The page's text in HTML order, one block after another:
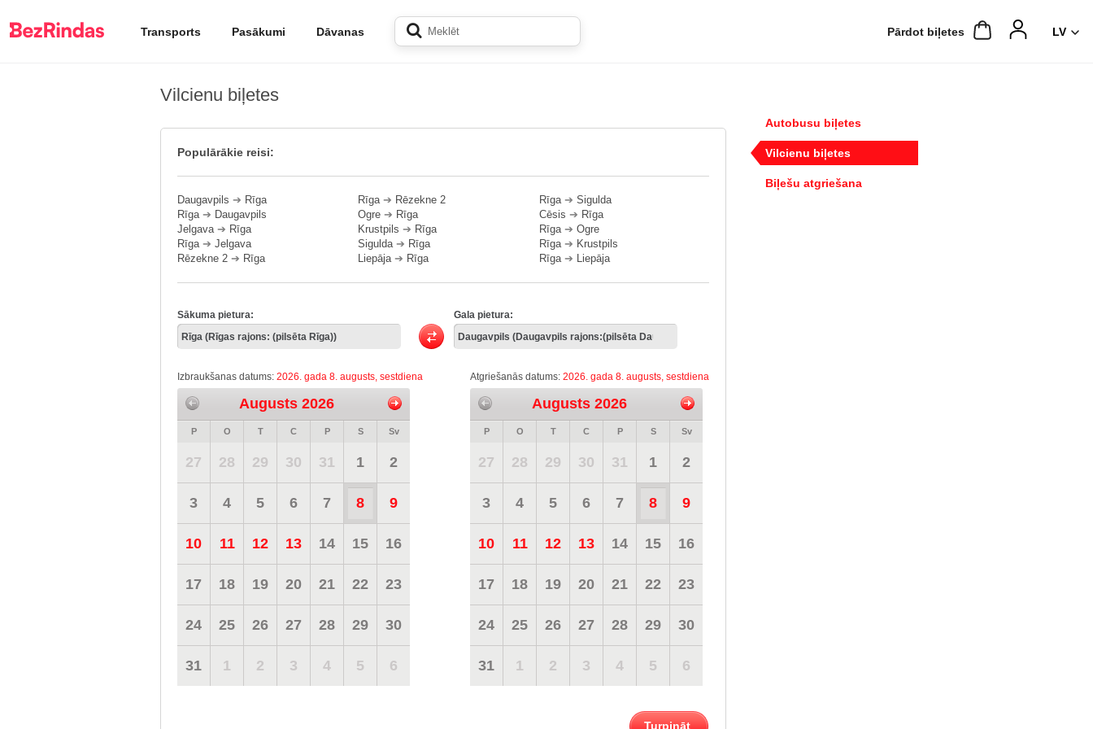
Transports Pasākumi Dāvanas Pārdot biļetes
Vilcienu biļetes
Populārākie reisi:
Daugavpils ➔ Rīga
Rīga➔ Daugavpils
Jelgava➔ Rīga
Rīga➔ Jelgava
Rēzekne 2 ➔ Rīga
Rīga➔ Rēzekne 2
Ogre ➔ Rīga
Krustpils ➔ Rīga
Sigulda➔ Rīga
Liepāja➔ Rīga
Rīga➔ Sigulda
Cēsis ➔ Rīga
Rīga➔ Ogre
Rīga➔ Krustpils
Rīga➔ Liepāja
Sākuma pietura: Gala pietura:
Izbraukšanas datums: 2026. gada 8. augusts, sestdiena
Augusts 2026
P O T C P S Sv
27 28 29 30 31 1 2
3 4 5 6 7 8 9
10 11 12 13 14 15 16
17 18 19 20 21 22 23
24 25 26 27 28 29 30
31 1 2 3 4 5 6
Atgriešanās datums: 2026. gada 8. augusts, sestdiena
Augusts 2026
P O T C P S Sv
27 28 29 30 31 1 2
3 4 5 6 7 8 9
10 11 12 13 14 15 16
17 18 19 20 21 22 23
24 25 26 27 28 29 30
31 1 2 3 4 5 6
Turpināt
Autobusu biļetes
Vilcienu biļetes
Biļešu atgriešana